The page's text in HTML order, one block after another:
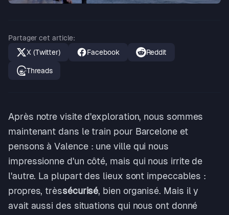
Partager cet article:
X (Twitter)
Facebook Reddit
Threads
Après notre visite d'exploration, nous sommes
maintenant dans le train pour Barcelone et
pensons à Valence : une ville qui nous
impressionne d'un côté, mais qui nous irrite de
l'autre. La plupart des lieux sont impeccables :
propres, trèssécurisé, bien organisé. Mais il y
avait aussi des situations qui nous ont donné